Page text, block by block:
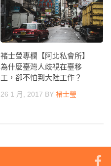
褚士瑩專欄【阿北私會所】
為什麼臺灣人歧視在臺移
工，卻不怕到大陸工作？
26 1 月, 2017 BY 褚士瑩